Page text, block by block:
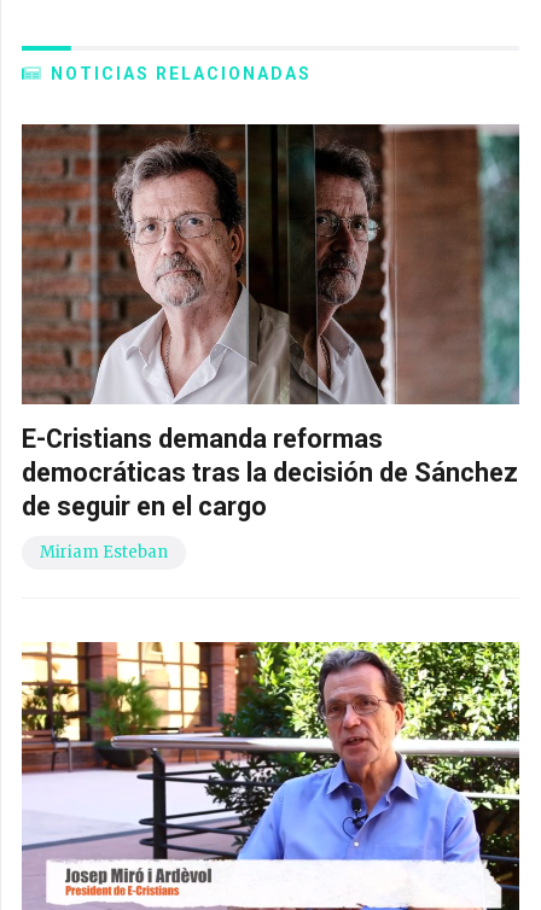
NOTICIAS RELACIONADAS
E-Cristians demanda reformas
democráticas tras la decisión de Sánchez
de seguir en el cargo
Miriam Esteban